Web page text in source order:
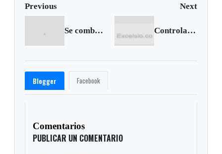
Previous Next
Se combate fuerte incendio en Gachantivá Controlado en un 70 por ciento incendio en Villa de Leyva: Bomberos
Blogger Facebook
Comentarios
PUBLICAR UN COMENTARIO